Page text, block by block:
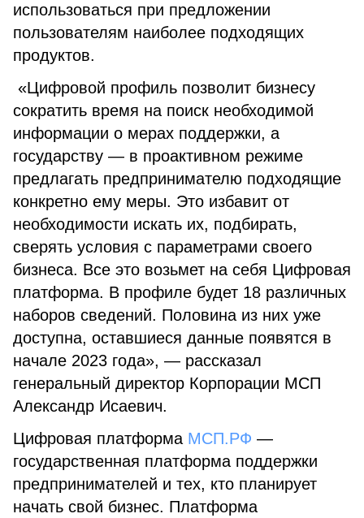
использоваться при предложении
пользователям наиболее подходящих
продуктов.
«Цифровой профиль позволит бизнесу
сократить время на поиск необходимой
информации о мерах поддержки, а
государству — в проактивном режиме
предлагать предпринимателю подходящие
конкретно ему меры. Это избавит от
необходимости искать их, подбирать,
сверять условия с параметрами своего
бизнеса. Все это возьмет на себя Цифровая
платформа. В профиле будет 18 различных
наборов сведений. Половина из них уже
доступна, оставшиеся данные появятся в
начале 2023 года», — рассказал
генеральный директор Корпорации МСП
Александр Исаевич.
Цифровая платформа МСП.РФ —
государственная платформа поддержки
предпринимателей и тех, кто планирует
начать свой бизнес. Платформа